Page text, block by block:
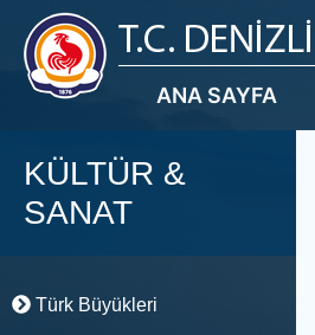
ANA SAYFA
KÜLTÜR &
SANAT
Türk Büyükleri